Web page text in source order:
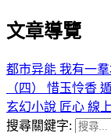
文章導覽
都市异能 我有一
（四） 惜玉怜香
玄幻小說 匠心 線
搜尋關鍵字: